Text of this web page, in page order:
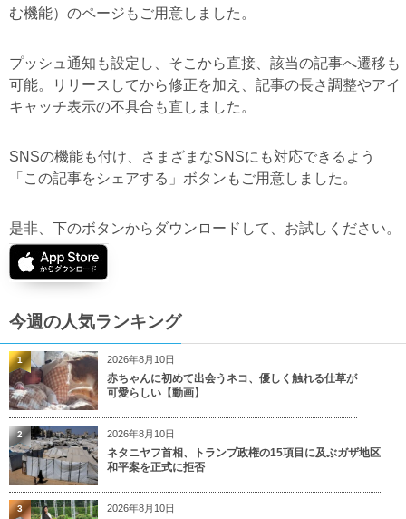
む機能）のページもご用意しました。
プッシュ通知も設定し、そこから直接、該当の記事へ遷移も
可能。リリースしてから修正を加え、記事の長さ調整やアイ
キャッチ表示の不具合も直しました。
SNSの機能も付け、さまざまなSNSにも対応できるよう
「この記事をシェアする」ボタンもご用意しました。
是非、下のボタンからダウンロードして、お試しください。
今週の人気ランキング
2026年8月10日
赤ちゃんに初めて出会うネコ、優しく触れる仕草が
可愛らしい【動画】
1
2026年8月10日
ネタニヤフ首相、トランプ政権の15項目に及ぶガザ地区
和平案を正式に拒否
2
2026年8月10日
3